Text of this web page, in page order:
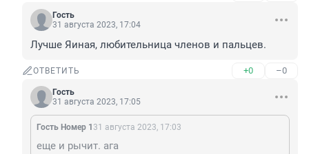
Гость
31 августа 2023, 17:04
Лучше Яиная, любительница членов и пальцев.
ОТВЕТИТЬ +0 –0
Гость
31 августа 2023, 17:05
Гость Номер 1 31 августа 2023, 17:03
еще и рычит. ага